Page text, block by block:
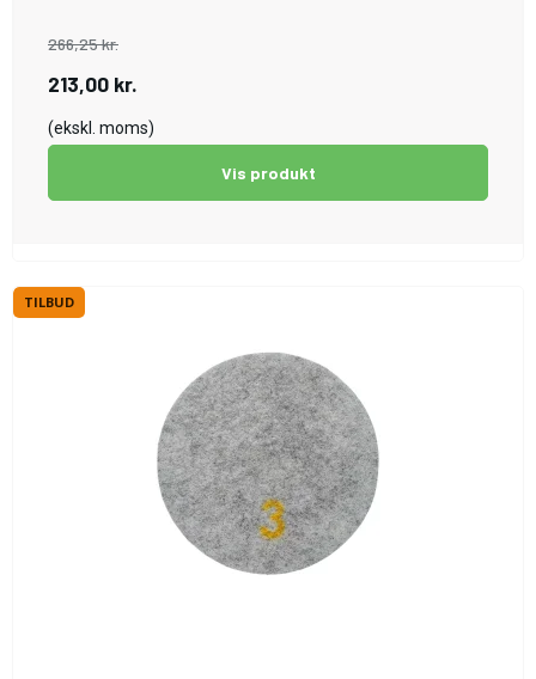
266,25 kr.
213,00 kr.
(ekskl. moms)
Vis produkt
TILBUD